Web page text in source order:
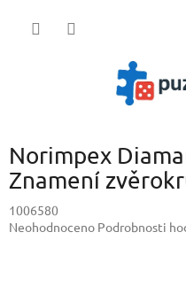
Norimpex
Znamení
1006580
Průměrné
Neohodnoceno Podrobnosti